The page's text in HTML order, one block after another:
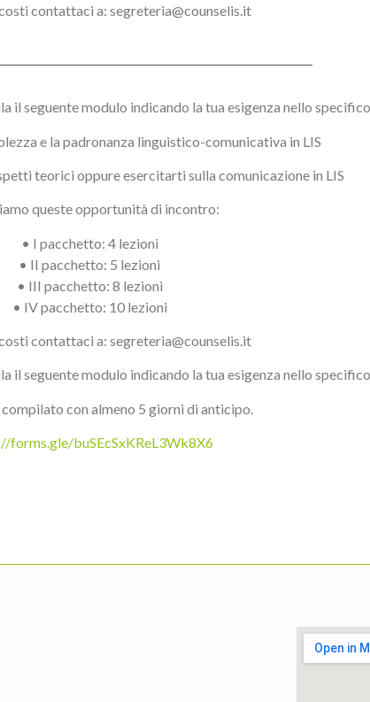
contattaci a: segreteria@counselis.it
il seguente modulo indicando la tua esigenza nello
e la padronanza linguistico-comunicativa in LIS
teorici oppure esercitarti sulla comunicazione in LIS
queste opportunità di incontro:
• I pacchetto: 4 lezioni
• II pacchetto: 5 lezioni
• III pacchetto: 8 lezioni
• IV pacchetto: 10 lezioni
contattaci a: segreteria@counselis.it
il seguente modulo indicando la tua esigenza nello
con almeno 5 giorni di anticipo.
forms.gle/buSEcSxKReL3Wk8X6